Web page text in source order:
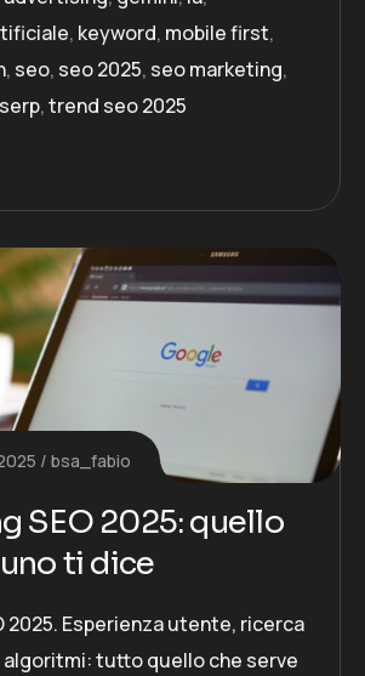
, keyword, mobile first,
, seo, seo 2025, seo marketing,
serp,trend seo 2025
bsa_fabio
SEO 2025: quello
ti dice
2025. Esperienza utente, ricerca
algoritmi: tutto quello che serve